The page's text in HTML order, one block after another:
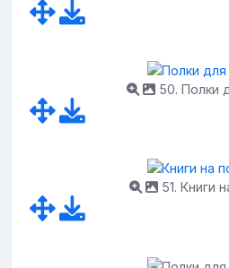
50. Полки
51. Книги